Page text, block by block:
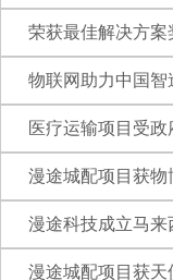
荣获最佳解决方案
物联网助力中国智
医疗运输项目受
漫途城配项目获物
漫途科技成立马来
漫途城配项目获天